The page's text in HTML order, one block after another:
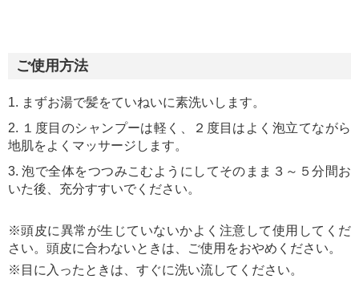
ご使用方法
1. まずお湯で髪をていねいに素洗いします。
2. １度目のシャンプーは軽く、２度目はよく泡立てながら
地肌をよくマッサージします。
3. 泡で全体をつつみこむようにしてそのまま３～５分間お
いた後、充分すすいでください。
※頭皮に異常が生じていないかよく注意して使用してくだ
さい。頭皮に合わないときは、ご使用をおやめください。
※目に入ったときは、すぐに洗い流してください。